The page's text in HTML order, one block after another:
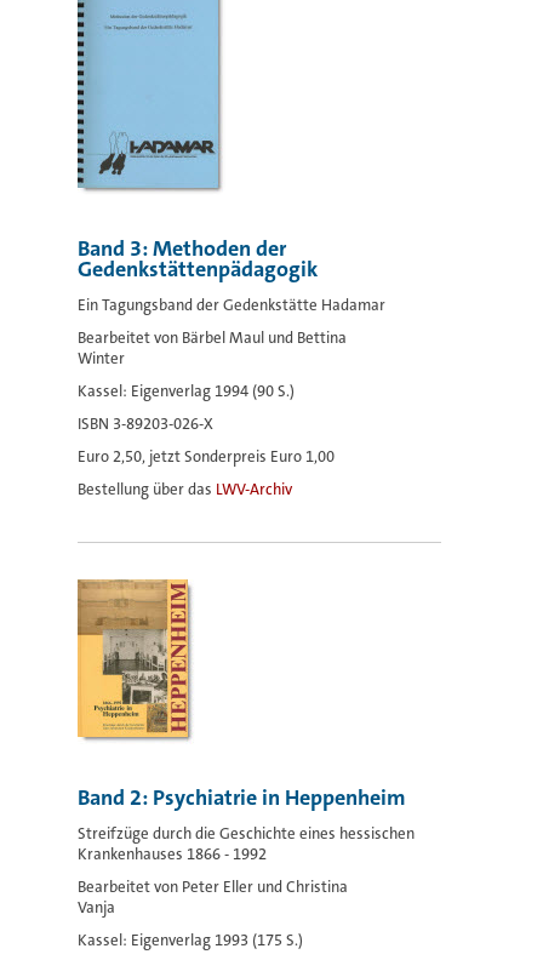
Band 3: Methoden der
Gedenkstättenpädagogik
Ein Tagungsband der Gedenkstätte Hadamar
Bearbeitet von Bärbel Maul und Bettina
Winter
Kassel: Eigenverlag 1994 (90 S.)
ISBN 3-89203-026-X
Euro 2,50, jetzt Sonderpreis Euro 1,00
Bestellung über das LWV-Archiv
Band 2: Psychiatrie in Heppenheim
Streifzüge durch die Geschichte eines hessischen
Krankenhauses 1866 - 1992
Bearbeitet von Peter Eller und Christina
Vanja
Kassel: Eigenverlag 1993 (175 S.)